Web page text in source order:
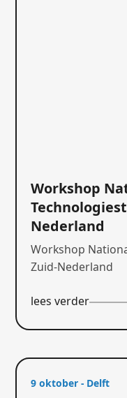
Workshop
Nederland
Workshop
Zuid-Nederland
lees verder
9 oktober - Delft